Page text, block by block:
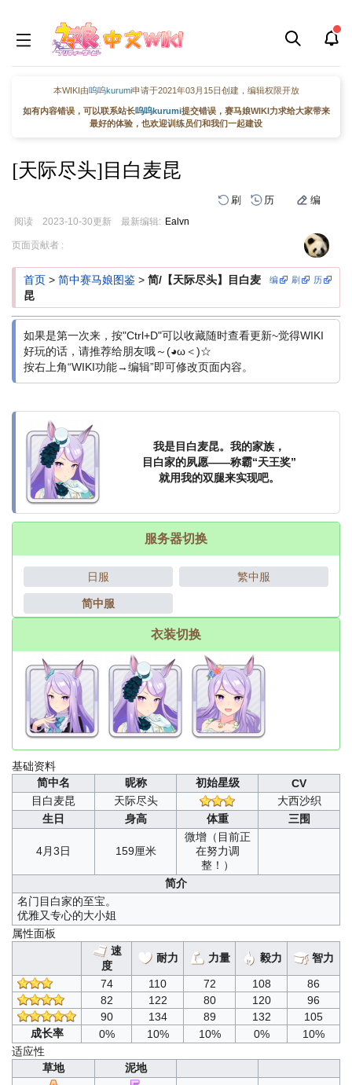
本WIKI由呜呜kurumi申请于2021年03月15日创建，编辑权限开放
如有内容错误，可以联系站长呜呜kurumi提交错误，赛马娘WIKI力求给大家带来
最好的体验，也欢迎训练员们和我们一起建设
[天际尽头]目白麦昆
刷 历 编
阅读 2023-10-30更新 最新编辑: Ealvn
跳
到
导
跳
到
搜
页面贡献者 :
编 刷 历
首页 > 简中赛马娘图鉴 > 简/【天际尽头】目白麦
昆
如果是第一次来，按"Ctrl+D"可以收藏随时查看更新~觉得WIKI
好玩的话，请推荐给朋友哦～(◕ω＜)☆
按右上角“WIKI功能→编辑”即可修改页面内容。
我是目白麦昆。我的家族，
目白家的夙愿——称霸“天王奖”
就用我的双腿来实现吧。
服务器切换
日服 繁中服
简中服
衣装切换
基础资料
简中名
昵称 初始星级
CV
目白麦昆
天际尽头
大西沙织
生日
身高 体重 三围
4月3日 159厘米
微增（目前正
在努力调
整！）
简介
名门目白家的至宝。
优雅又专心的大小姐
属性面板
速
度
耐力 力量 毅力 智力
74 110 72 108
86
82
122 80 120
96
90
134 89 132
105
成长率
0% 10% 10% 0%
10%
适应性
草地
泥地